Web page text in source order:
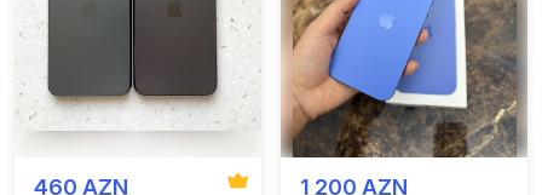
460 AZN 1 200 AZN